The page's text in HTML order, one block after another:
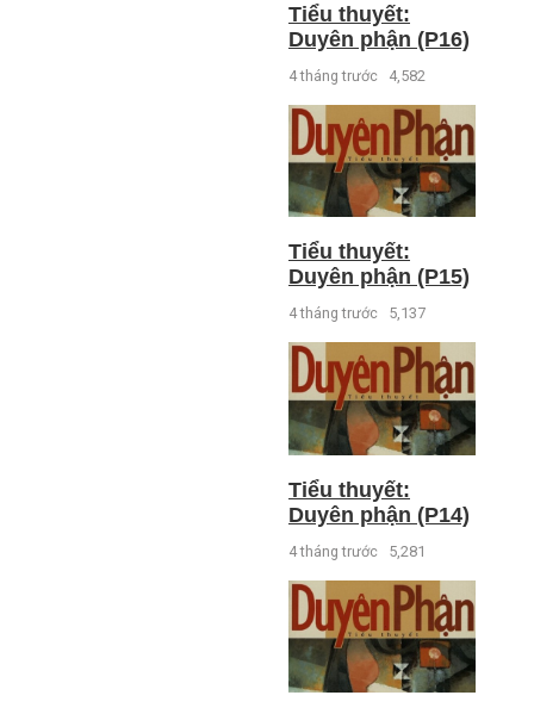
Tiểu thuyết:
Duyên phận (P16)
4 tháng trước 4,582
Tiểu thuyết:
Duyên phận (P15)
4 tháng trước 5,137
Tiểu thuyết:
Duyên phận (P14)
4 tháng trước 5,281